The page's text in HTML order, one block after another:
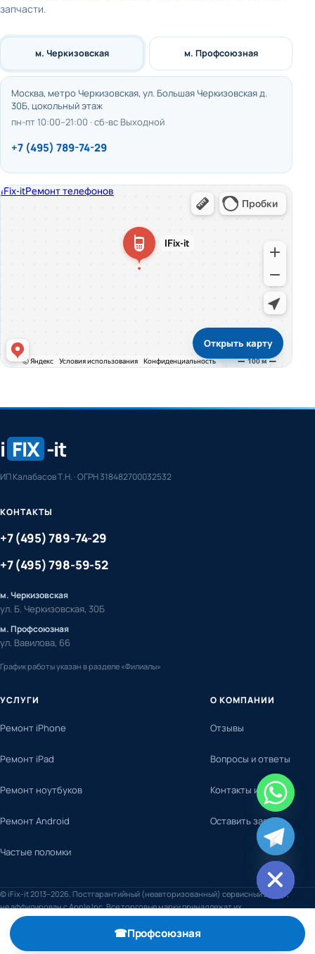
запчасти.
м. Черкизовская
Москва, метро Черкизовская, ул. Большая Черкизовская д.
30Б, цокольный этаж
пн-пт 10:00–21:00 · сб-вс Выходной
+7 (495) 789-74-29
м. Профсоюзная
Открыть карту
i FIX -it
ИП Калабасов Т.Н. · ОГРН 318482700032532
УСЛУГИ
Ремонт iPhone
Ремонт iPad
Ремонт ноутбуков
Ремонт Android
Частые поломки
О КОМПАНИИ
Отзывы
Вопросы и ответы
Контакты и адреса
Оставить заявку
КОНТАКТЫ
+7 (495) 789-74-29
+7 (495) 798-59-52
м. Черкизовская
ул. Б. Черкизовская, 30Б
м. Профсоюзная
ул. Вавилова, 66
График работы указан в разделе «Филиалы»
© iFix-it 2013–2026. Постгарантийный (неавторизованный) сервисный центр,
не аффилирован с Apple Inc. Все торговые марки принадлежат их
правообладателям.
☎Профсоюзная
, телефон +7 (495) 798-59-52
Hide
chaty